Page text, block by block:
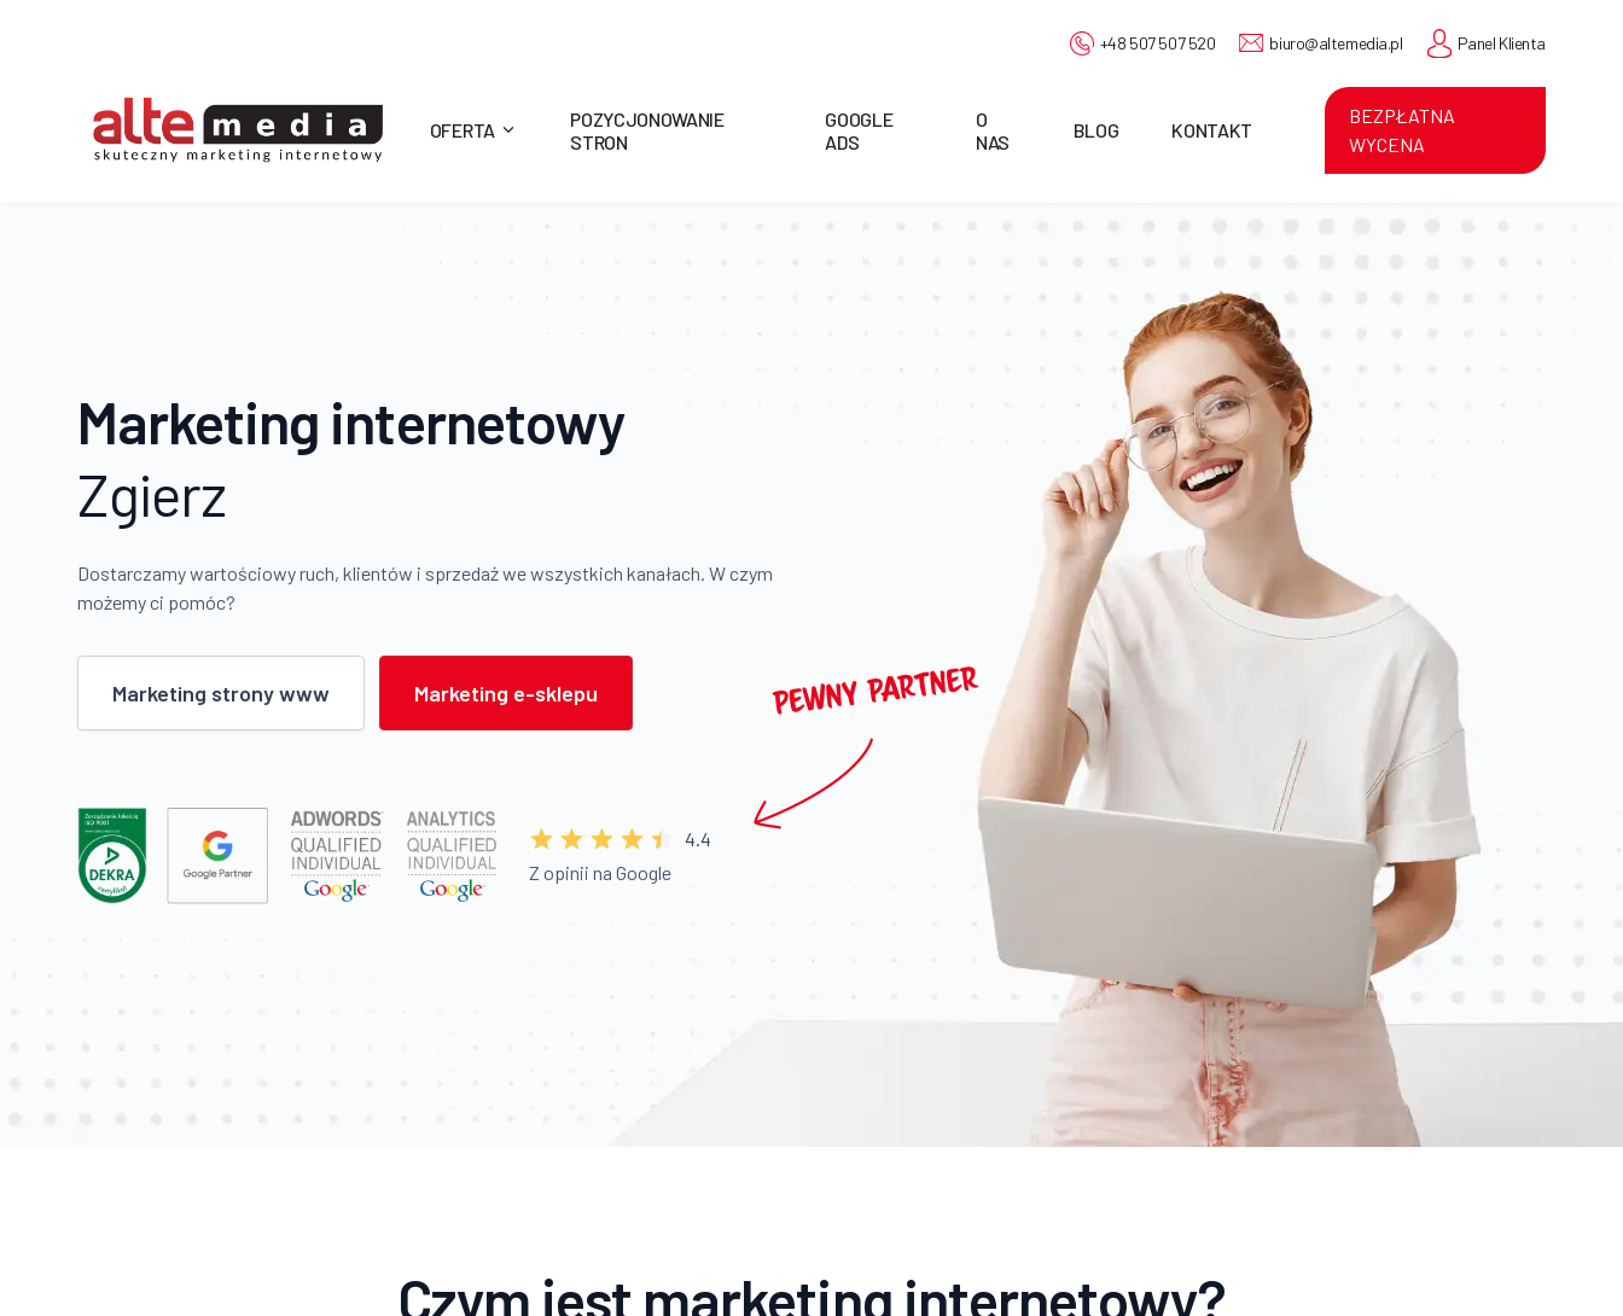
+48 507 507 520 biuro@altemedia.pl Panel Klienta
OFERTA
POZYCJONOWANIE
STRON
GOOGLE
ADS
O
NAS
BLOG KONTAKT
BEZPŁATNA
WYCENA
Marketing internetowy
Zgierz
Dostarczamy wartościowy ruch, klientów i sprzedaż we wszystkich kanałach. W czym
możemy ci pomóc?
Marketing strony www Marketing e-sklepu
4.4
Z opinii na Google
Czym jest marketing internetowy?